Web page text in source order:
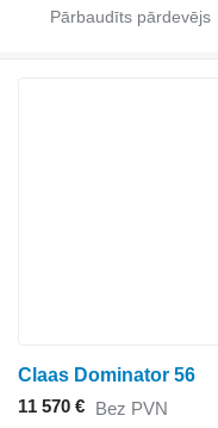
Claas Dominator 56
11 570 € Bez PVN